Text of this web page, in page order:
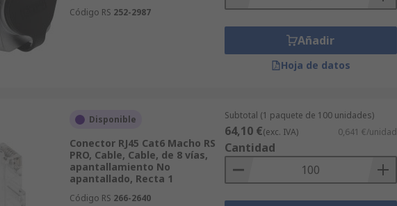
Código RS 252-2987
Añadir
Hoja de datos
Disponible
Conector RJ45 Cat6 Macho RS
PRO, Cable, Cable, de 8 vías,
apantallamiento No
apantallado, Recta 1
Código RS 266-2640
Subtotal (1 paquete de 100 unidades)
64,10 €(exc. IVA) 0,641 €/unidad
Cantidad